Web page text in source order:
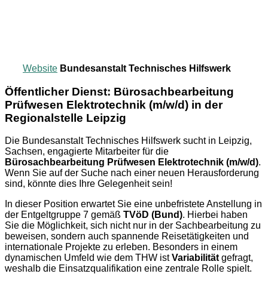
Website Bundesanstalt Technisches Hilfswerk
Öffentlicher Dienst: Bürosachbearbeitung
Prüfwesen Elektrotechnik (m/w/d) in der
Regionalstelle Leipzig
Die Bundesanstalt Technisches Hilfswerk sucht in Leipzig,
Sachsen, engagierte Mitarbeiter für die
Bürosachbearbeitung Prüfwesen Elektrotechnik (m/w/d).
Wenn Sie auf der Suche nach einer neuen Herausforderung
sind, könnte dies Ihre Gelegenheit sein!
In dieser Position erwartet Sie eine unbefristete Anstellung in
der Entgeltgruppe 7 gemäß TVöD (Bund). Hierbei haben
Sie die Möglichkeit, sich nicht nur in der Sachbearbeitung zu
beweisen, sondern auch spannende Reisetätigkeiten und
internationale Projekte zu erleben. Besonders in einem
dynamischen Umfeld wie dem THW istVariabilität gefragt,
weshalb die Einsatzqualifikation eine zentrale Rolle spielt.